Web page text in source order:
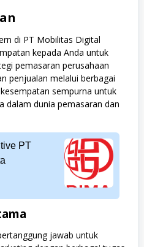
di PT Mobilitas Digital
kepada Anda untuk
pemasaran perusahaan
penjualan melalui berbagai
sempurna untuk
dalam dunia pemasaran dan
PT
jawab untuk